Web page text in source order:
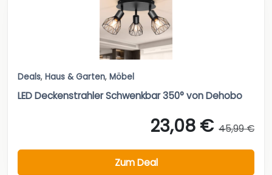
Deals, Haus & Garten, Möbel
LED Deckenstrahler Schwenkbar 350° von Dehobo
23,08 € 45,99 €
Zum Deal